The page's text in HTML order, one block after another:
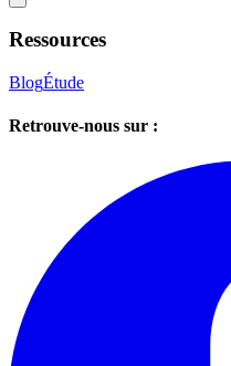
Ressources
BlogÉtude
Retrouve-nous sur :